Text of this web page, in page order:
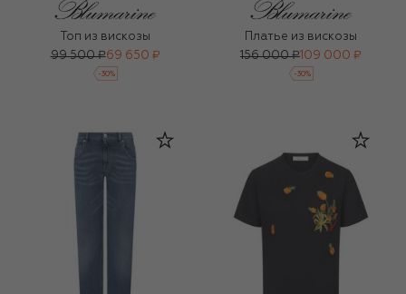
Топ из вискозы
99 500 ₽69 650 ₽
-30%
Платье из вискозы
156 000 ₽ 109 000 ₽
-30%